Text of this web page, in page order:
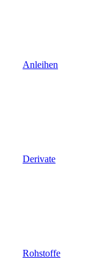
Anleihen
Derivate
Rohstoffe